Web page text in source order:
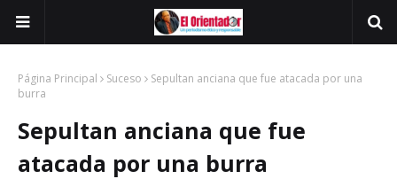
Página Principal Suceso
Sepultan anciana que fue atacada por una
burra
Sepultan anciana que fue
atacada por una burra